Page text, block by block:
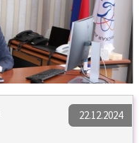
22.12.2024